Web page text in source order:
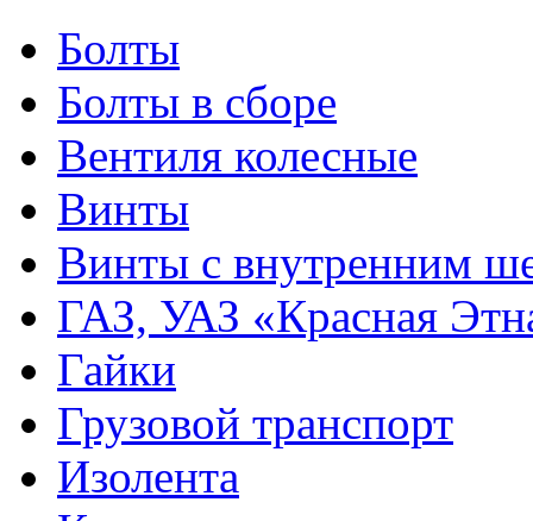
Болты
Болты в сборе
Вентиля колесные
Винты
Винты с внутренним
ГАЗ, УАЗ «Красная
Гайки
Грузовой транспорт
Изолента